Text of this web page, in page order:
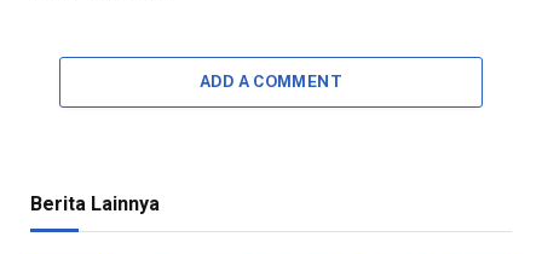
ADD A COMMENT
Berita Lainnya